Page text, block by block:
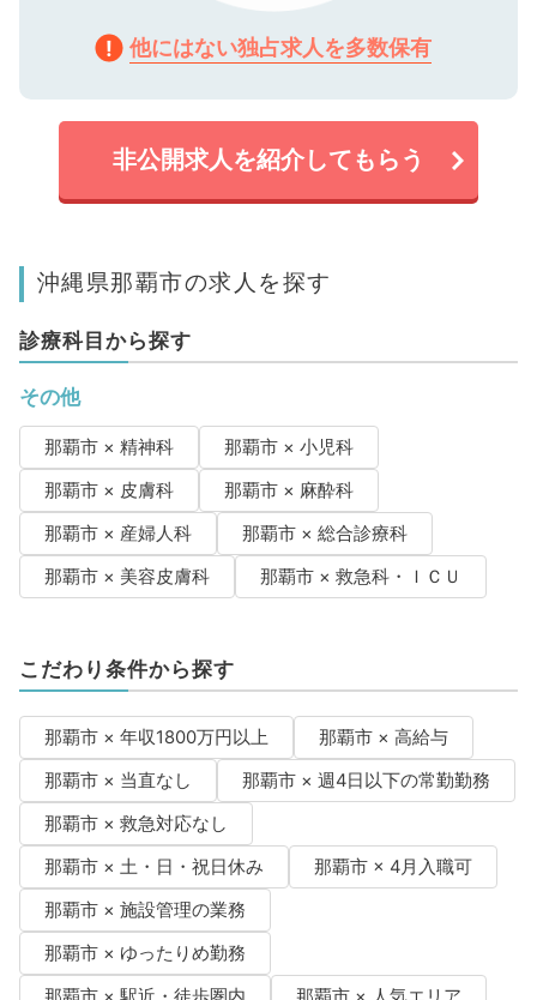
他にはない独占求人を多数保有
非公開求人を紹介してもらう
沖縄県那覇市の求人を探す
診療科目から探す
その他
那覇市 × 精神科
那覇市 × 小児科
那覇市 × 皮膚科
那覇市 × 麻酔科
那覇市 × 産婦人科
那覇市 × 総合診療科
那覇市 × 美容皮膚科
那覇市 × 救急科・ＩＣＵ
こだわり条件から探す
那覇市 × 年収1800万円以上
那覇市 × 高給与
那覇市 × 当直なし
那覇市 × 週4日以下の常勤勤務
那覇市 × 救急対応なし
那覇市 × 土・日・祝日休み
那覇市 × 4月入職可
那覇市 × 施設管理の業務
那覇市 × ゆったりめ勤務